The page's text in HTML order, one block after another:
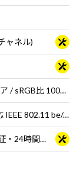
ャネル)
14型 液晶パネル (ノングレア / sRGB比 100% / 60Hz対応)
Wi-Fi 7 ( 最大2.8Gbps ) 対応 IEEE 802.11 be/ax/ac/a/b/g/n準拠 ＋ Bluetooth 5内蔵
3年間センドバック修理保証・24時間×365日電話サポート